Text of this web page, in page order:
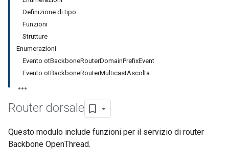
Definizione di tipo
Funzioni
Strutture
Enumerazioni
Evento otBackboneRouterDomainPrefixEvent
Evento otBackboneRouterMulticastAscolta
Router dorsale
Questo modulo include funzioni per il servizio di router
Backbone OpenThread.